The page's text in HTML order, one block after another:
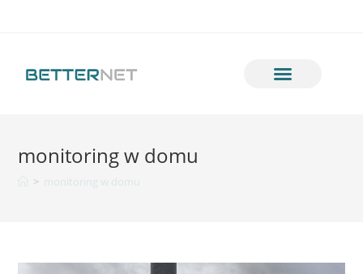
monitoring w domu
> monitoring w domu